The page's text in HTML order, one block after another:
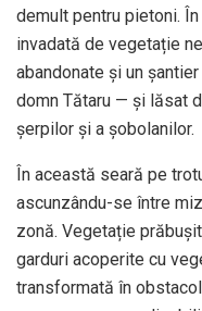
demult pentru pietoni.
invadată de vegetație
abandonate și un
domn Tătaru — și lăsat
șerpilor și a șobolanilor.
În această seară pe
ascunzându-se între
zonă. Vegetație
garduri acoperite cu
transformată în